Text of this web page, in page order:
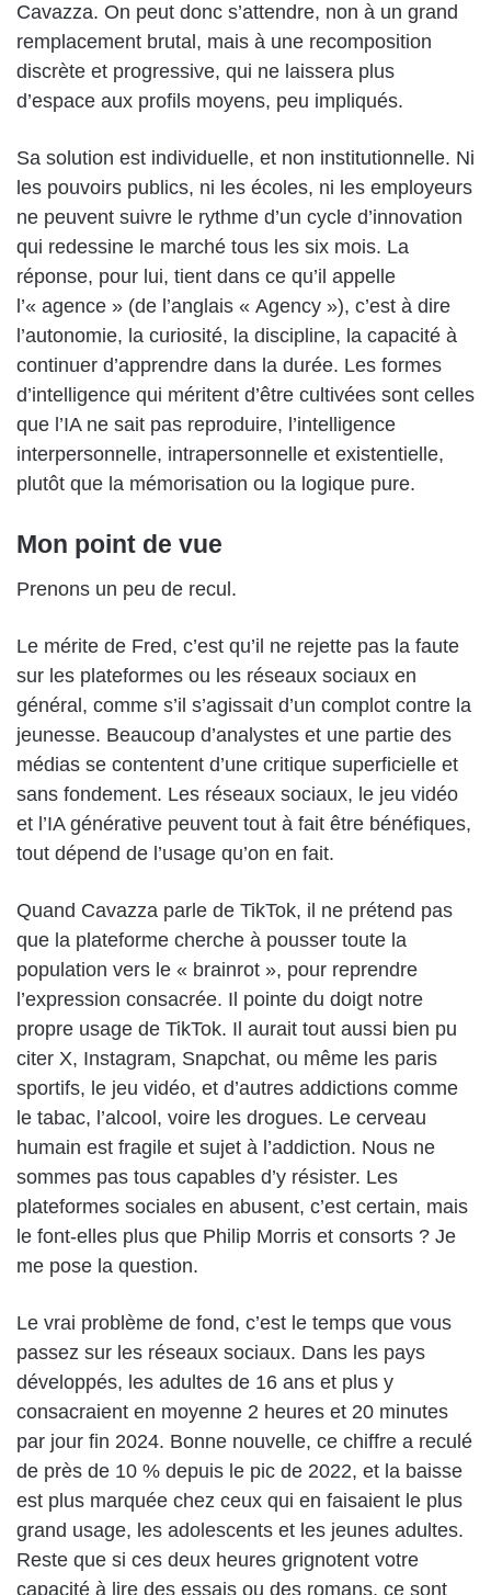
Cavazza. On peut donc s’attendre, non à un grand
remplacement brutal, mais à une recomposition
discrète et progressive, qui ne laissera plus
d’espace aux profils moyens, peu impliqués.
Sa solution est individuelle, et non institutionnelle. Ni
les pouvoirs publics, ni les écoles, ni les employeurs
ne peuvent suivre le rythme d’un cycle d’innovation
qui redessine le marché tous les six mois. La
réponse, pour lui, tient dans ce qu’il appelle
l’« agence » (de l’anglais « Agency »), c’est à dire
l’autonomie, la curiosité, la discipline, la capacité à
continuer d’apprendre dans la durée. Les formes
d’intelligence qui méritent d’être cultivées sont celles
que l’IA ne sait pas reproduire, l’intelligence
interpersonnelle, intrapersonnelle et existentielle,
plutôt que la mémorisation ou la logique pure.
Mon point de vue
Prenons un peu de recul.
Le mérite de Fred, c’est qu’il ne rejette pas la faute
sur les plateformes ou les réseaux sociaux en
général, comme s’il s’agissait d’un complot contre la
jeunesse. Beaucoup d’analystes et une partie des
médias se contentent d’une critique superficielle et
sans fondement. Les réseaux sociaux, le jeu vidéo
et l’IA générative peuvent tout à fait être bénéfiques,
tout dépend de l’usage qu’on en fait.
Quand Cavazza parle de TikTok, il ne prétend pas
que la plateforme cherche à pousser toute la
population vers le « brainrot », pour reprendre
l’expression consacrée. Il pointe du doigt notre
propre usage de TikTok. Il aurait tout aussi bien pu
citer X, Instagram, Snapchat, ou même les paris
sportifs, le jeu vidéo, et d’autres addictions comme
le tabac, l’alcool, voire les drogues. Le cerveau
humain est fragile et sujet à l’addiction. Nous ne
sommes pas tous capables d’y résister. Les
plateformes sociales en abusent, c’est certain, mais
le font-elles plus que Philip Morris et consorts ? Je
me pose la question.
Le vrai problème de fond, c’est le temps que vous
passez sur les réseaux sociaux. Dans les pays
développés, les adultes de 16 ans et plus y
consacraient en moyenne 2 heures et 20 minutes
par jour fin 2024. Bonne nouvelle, ce chiffre a reculé
de près de 10 % depuis le pic de 2022, et la baisse
est plus marquée chez ceux qui en faisaient le plus
grand usage, les adolescents et les jeunes adultes.
Reste que si ces deux heures grignotent votre
capacité à lire des essais ou des romans, ce sont